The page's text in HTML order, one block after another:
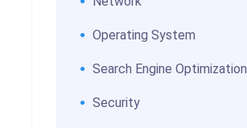
Operating System
Search Engine Optimization
Security